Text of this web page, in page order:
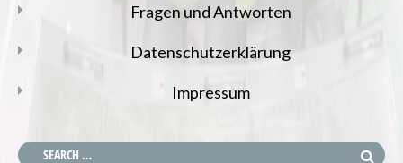
Fragen und Antworten
Datenschutzerklärung
Impressum